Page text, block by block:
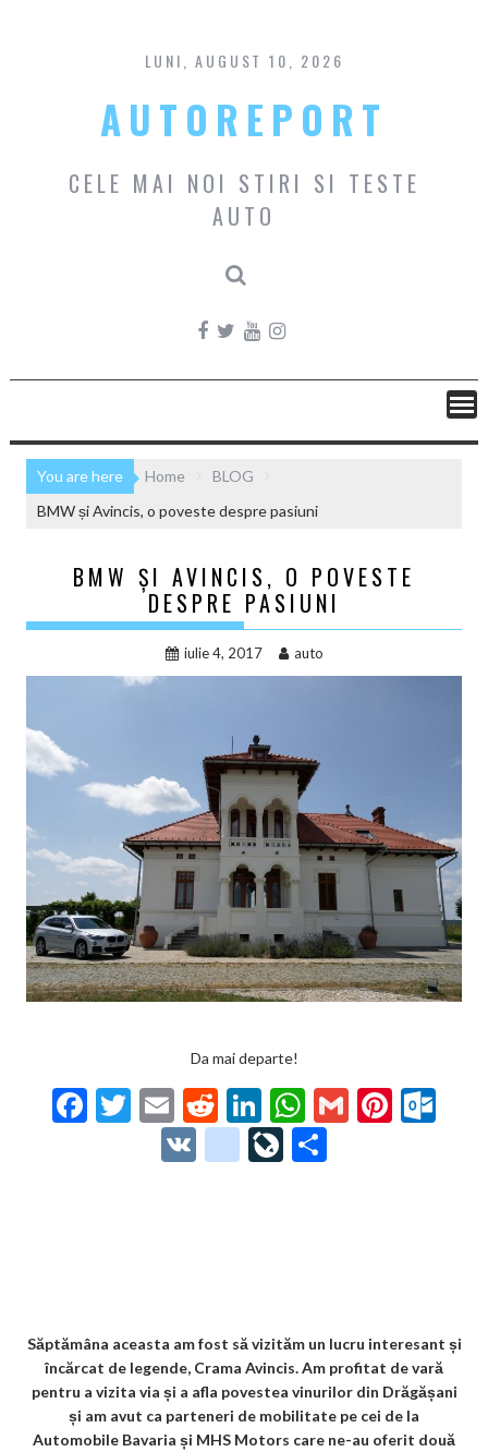
content
LUNI, AUGUST 10, 2026
AUTOREPORT
CELE MAI NOI STIRI SI TESTE
AUTO
You are here Home
BLOG
BMW și Avincis, o poveste despre pasiuni
BMW ȘI AVINCIS, O POVESTE
DESPRE PASIUNI
iulie 4, 2017 auto
Da mai departe!
F T
w
itt
E
m
ai
R
e
d
Li
n
ke
W
h
at
G Pi
V
g
o
o
k
Li
Săptămâna aceasta am fost să vizităm un lucru interesant și
încărcat de legende, Crama Avincis. Am profitat de vară
pentru a vizita via și a afla povestea vinurilor din Drăgășani
și am avut ca parteneri de mobilitate pe cei de la
Automobile Bavaria și MHS Motors care ne-au oferit două